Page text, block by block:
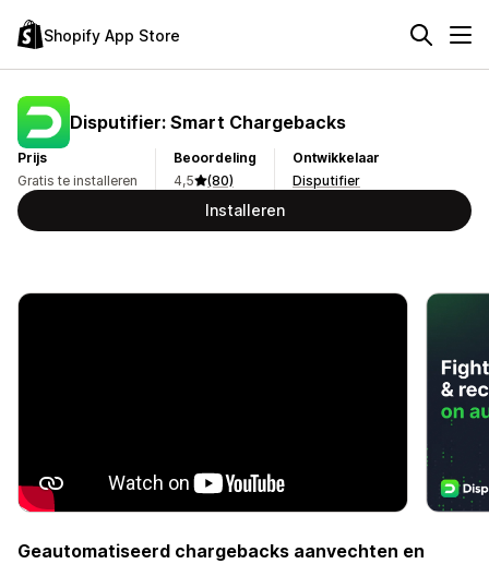
Shopify App Store
Disputifier: Smart Chargebacks
Prijs
Gratis te installeren
Beoordeling
4,5
(80)
Ontwikkelaar
Disputifier
Installeren
Geautomatiseerd chargebacks aanvechten en